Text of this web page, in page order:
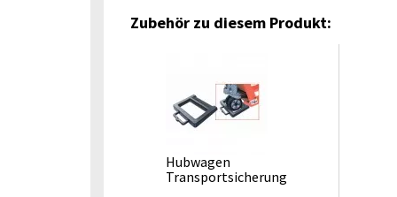
Zubehör zu diesem Produkt:
Hubwagen
Transportsicherung